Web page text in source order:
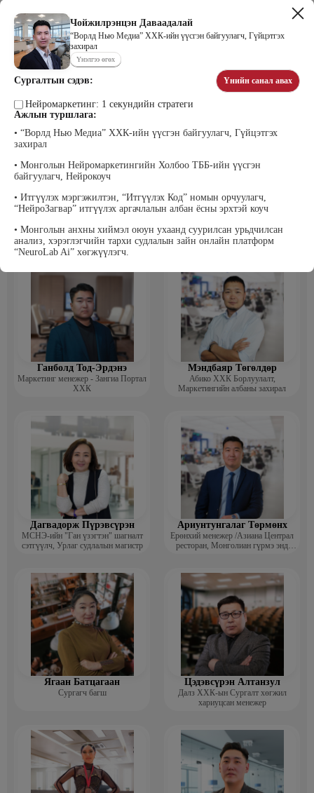
Чойжилрэнцэн Даваадалай
“Ворлд Нью Медиа” ХХК-ийн үүсгэн байгуулагч, Гүйцэтгэх
захирал
Үнэлгээ өгөх
Сургалтын сэдэв: Үнийн санал авах
Нейромаркетинг: 1 секундийн стратеги
Ажлын туршлага:
• “Ворлд Нью Медиа” ХХК-ийн үүсгэн байгуулагч, Гүйцэтгэх
захирал
• Монголын Нейромаркетингийн Холбоо ТББ-ийн үүсгэн
байгуулагч, Нейрокоуч
• Итгүүлэх мэргэжилтэн, “Итгүүлэх Код” номын орчуулагч,
“НейроЗагвар” итгүүлэх аргачлалын албан ёсны эрхтэй коуч
• Монголын анхны хиймэл оюун ухаанд суурилсан урьдчилсан
анализ, хэрэглэгчийн тархи судлалын зайн онлайн платформ
“NeuroLab Ai” хөгжүүлэгч.
Цэдэндамба Нарантуяа
Наран анд консалтинг” ХХК-ийн
гүйцэтгэх захирал, Манлайллын
трэйнер, олон улсын сургагч багш,
сэтгэлзүйч
Уранбор Сэмбэрүү
шинжилгээ үнэлгээний дарга
ISO4500; ISO9001 нэгдсэн
тогтолцооны хэрэгжүүлэгч
Энхбаатар Ичинхорлоо
үүсгэн байгуулагч, Зүрх сэтгэлийн
карьер сургалтын төвийн нийгмийн
Ганболд Тод-Эрдэнэ
Маркетинг менежер - Зангиа Портал
ХХК
Мэндбаяр Төгөлдөр
Абико ХХК Борлуулалт,
Маркетингийн албаны захирал
Дагвадорж Пүрэвсүрэн
МСНЭ-ийн "Ган үзэгтэн" шагналт
сэтгүүлч, Урлаг судлалын магистр
Ариунтунгалаг Төрмөнх
Ерөнхий менежер /Азиана Централ
ресторан, Монголиан гүрмэ энд
Ягаан Батцагаан
Сургагч багш
Цэдэвсүрэн Алтанзул
Далз ХХК-ын Сургалт хөгжил
хариуцсан менежер